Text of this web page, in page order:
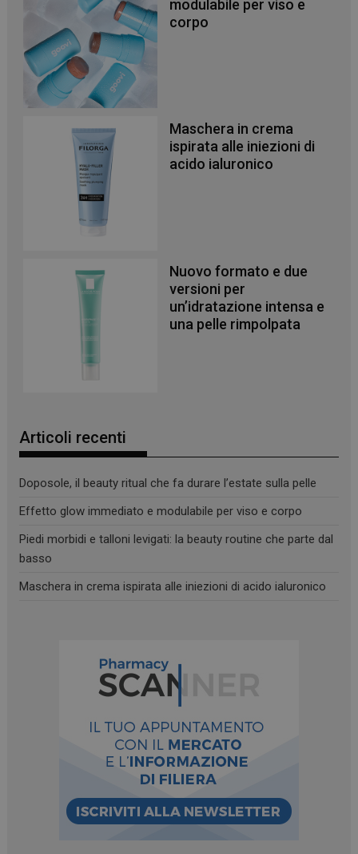
modulabile per viso e
corpo
Maschera in crema
ispirata alle iniezioni di
acido ialuronico
Nuovo formato e due
versioni per
un’idratazione intensa e
una pelle rimpolpata
Articoli recenti
Doposole, il beauty ritual che fa durare l’estate sulla pelle
Effetto glow immediato e modulabile per viso e corpo
Piedi morbidi e talloni levigati: la beauty routine che parte dal
basso
Maschera in crema ispirata alle iniezioni di acido ialuronico
funzionare correttamente senza questi cookie.
NOME
PHPSESSID
_ga_YJ0035S3E9 .panoramacosmetico.it